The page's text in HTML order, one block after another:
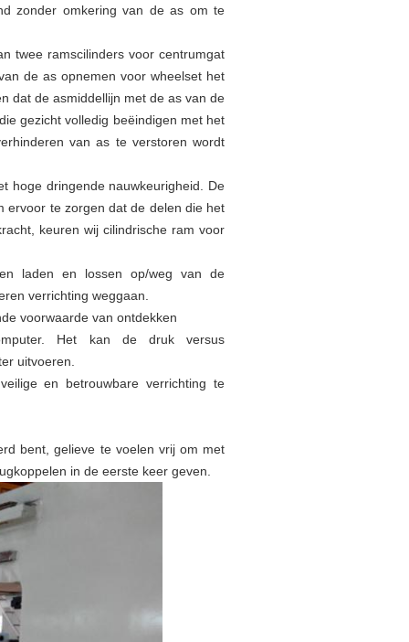
zonder omkering van de as om te
twee ramscilinders voor centrumgat
de as opnemen voor wheelset het
dat de asmiddellijn met de as van de
gezicht volledig beëindigen met het
van as te verstoren wordt
hoge dringende nauwkeurigheid. De
ervoor te zorgen dat de delen die het
keuren wij cilindrische ram voor
laden en lossen op/weg van de
verrichting weggaan.
voorwaarde van ontdekken
Het kan de druk versus
uitvoeren.
en betrouwbare verrichting te
bent, gelieve te voelen vrij om met
in de eerste keer geven.